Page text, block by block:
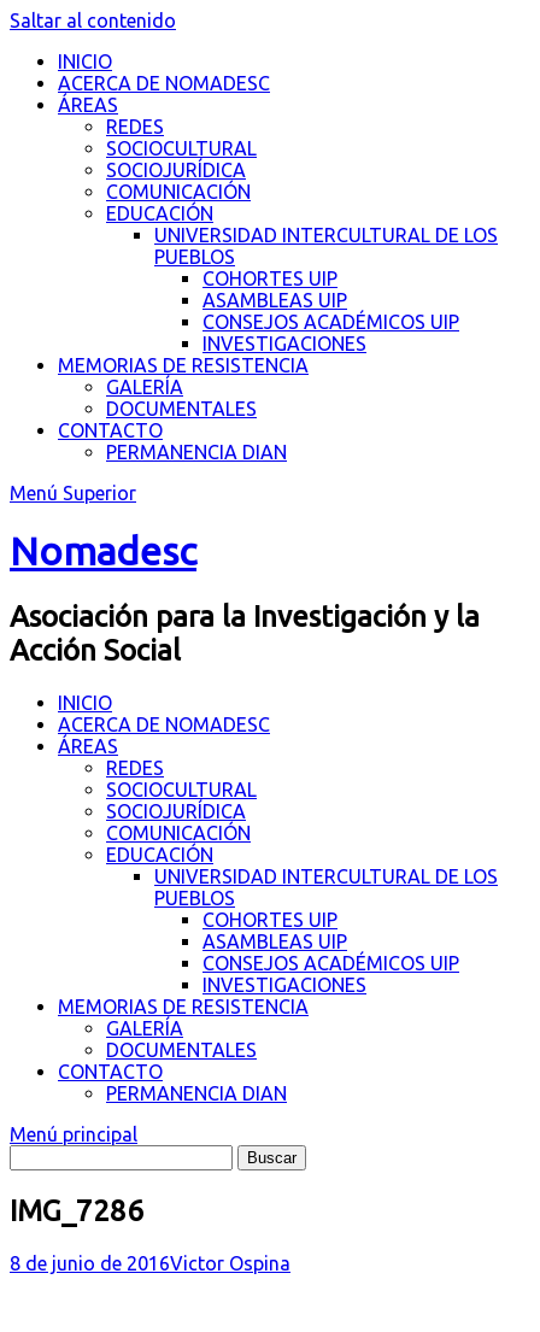
Saltar al contenido
INICIO
ACERCA DE NOMADESC
ÁREAS
REDES
SOCIOCULTURAL
SOCIOJURÍDICA
COMUNICACIÓN
EDUCACIÓN
UNIVERSIDAD INTERCULTURAL DE LOS
PUEBLOS
COHORTES UIP
ASAMBLEAS UIP
CONSEJOS ACADÉMICOS UIP
INVESTIGACIONES
MEMORIAS DE RESISTENCIA
GALERÍA
DOCUMENTALES
CONTACTO
PERMANENCIA DIAN
Menú Superior
Nomadesc
Asociación para la Investigación y la
Acción Social
INICIO
ACERCA DE NOMADESC
ÁREAS
REDES
SOCIOCULTURAL
SOCIOJURÍDICA
COMUNICACIÓN
EDUCACIÓN
UNIVERSIDAD INTERCULTURAL DE LOS
PUEBLOS
COHORTES UIP
ASAMBLEAS UIP
CONSEJOS ACADÉMICOS UIP
INVESTIGACIONES
MEMORIAS DE RESISTENCIA
GALERÍA
DOCUMENTALES
CONTACTO
PERMANENCIA DIAN
Menú principal
IMG_7286
8 de junio de 2016Victor Ospina